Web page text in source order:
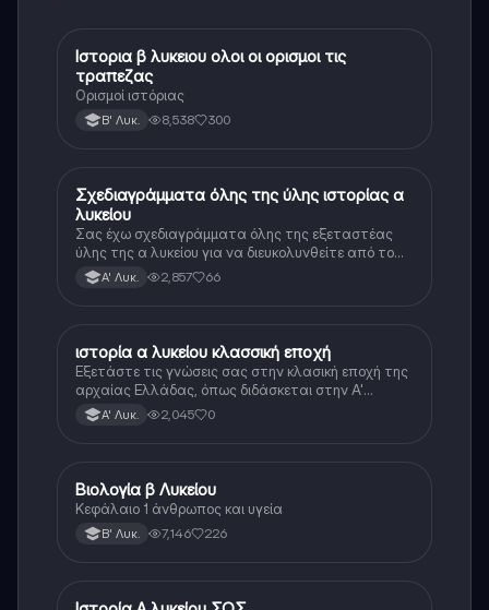
Ιστορία
Ιστορια β λυκειου ολοι οι ορισμοι τις
τραπεζας
Ορισμοί ιστόριας
Β' Λυκ. 8,538 300
Ιστορία
Σχεδιαγράμματα όλης της ύλης ιστορίας α
λυκείου
Σας έχω σχεδιαγράμματα όλης της εξεταστέας
ύλης της α λυκείου για να διευκολυνθείτε από το
τεράστιο βάρος του βιβλίου
Α' Λυκ. 2,857 66
Ιστορία
ιστορία α λυκείου κλασσική εποχή
Εξετάστε τις γνώσεις σας στην κλασική εποχή της
αρχαίας Ελλάδας, όπως διδάσκεται στην Α'
Λυκείου.Α' Λυκ. 2,045 0
Βιολογία
Βιολογία β Λυκείου
Κεφάλαιο 1 άνθρωπος και υγεία
Β' Λυκ. 7,146 226